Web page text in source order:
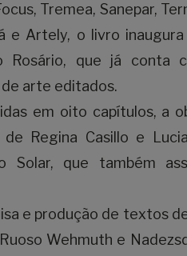
Tremea, Sanepar,
e Artely, o livro
Rosário, que já conta
arte editados.
em oito capítulos, a
Regina Casillo e
Solar, que também
e produção de textos
Wehmuth e